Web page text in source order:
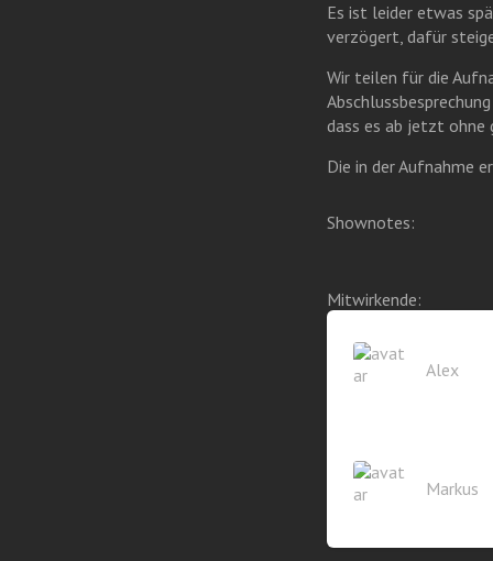
Es ist leider etwas
verzögert, dafür
Wir teilen für die
dass es ab jetzt ohne
Die in der Aufnahme
Shownotes:
Mitwirkende:
Alex
Markus